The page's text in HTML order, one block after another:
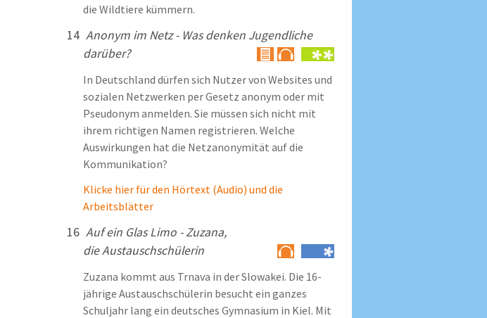
die Wildtiere kümmern.
14 Anonym im Netz - Was denken Jugendliche
darüber?
In Deutschland dürfen sich Nutzer von Websites und
sozialen Netzwerken per Gesetz anonym oder mit
Pseudonym anmelden. Sie müssen sich nicht mit
ihrem richtigen Namen registrieren. Welche
Auswirkungen hat die Netzanonymität auf die
Kommunikation?
Klicke hier für den Hörtext (Audio) und die
Arbeitsblätter
16 Auf ein Glas Limo - Zuzana,
die Austauschschülerin
Zuzana kommt aus Trnava in der Slowakei. Die 16-
jährige Austauschschülerin besucht ein ganzes
Schuljahr lang ein deutsches Gymnasium in Kiel. Mit